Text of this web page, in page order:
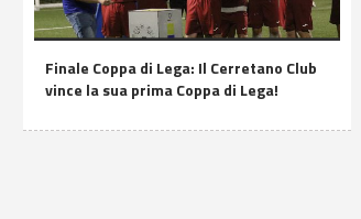
Finale Coppa di Lega: Il Cerretano Club
vince la sua prima Coppa di Lega!